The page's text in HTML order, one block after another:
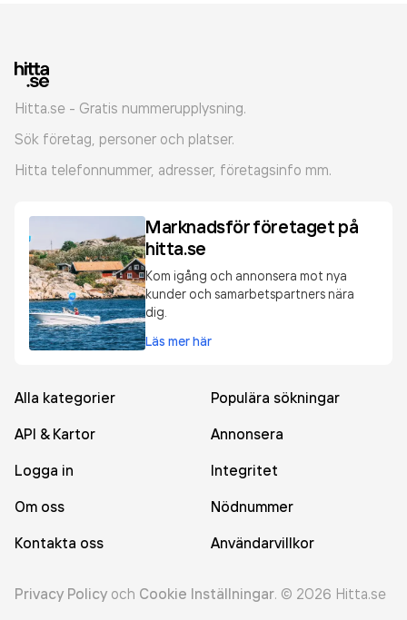
Hitta.se - Gratis nummerupplysning.
Sök företag, personer och platser.
Hitta telefonnummer, adresser, företagsinfo mm.
Marknadsför företaget på
hitta.se
Kom igång och annonsera mot nya
kunder och samarbetspartners nära
dig.
Läs mer här
Alla kategorier
Populära sökningar
API & Kartor
Annonsera
Logga in
Integritet
Om oss
Nödnummer
Kontakta oss
Användarvillkor
Privacy Policy och Cookie Inställningar. © 2026 Hitta.se